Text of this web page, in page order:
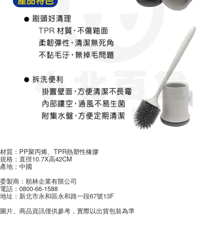
１．簡單：不需註冊會員、不需綁卡、不需儲值。
２．便利：只要手機號碼，簡訊認證，即可結帳。
３．安心：先確認商品／服務後，再付款。
【「AFTEE先享後付」結帳流程】
１．於結帳方式選擇「AFTEE先享後付」後，將跳轉至「AFTEE先享後付」
３．收到繳費通知簡訊後14天內，點擊此簡訊中的連結，可透過四大超商／
ATM／網路銀行／等多元方式進行付款，方視為交易完成。
※ 請注意：結帳手續完成當下不需立刻繳費，但若您需要取消訂單，請聯絡
購買商品的店家。未經商家同意取消之訂單仍視為有效，需透過AFTEE先享
後付繳納相關費用。
※ 交易是否成功請以「AFTEE先享後付 」之結帳頁面顯示為準，若有關於
【注意事項】
１．透過由恩沛科技股份有限公司提供之「AFTEE先享後付」服務完成之交
易，需依本服務之必要範圍內提供個人資料，並將交易相關給付款項請求債
權轉讓予恩沛科技股份有限公司。
２．關於個人資料處理事宜，請瀏覽以下網址：
３．未成年的使用者請事先徵得法定代理人或監護人之同意方可使用
運送方式
全家取貨付款
每筆NT$60，滿NT$599(含以上)免運費
每筆NT$60，滿NT$599(含以上)免運費
7-11取貨付款
每筆NT$60，滿NT$599(含以上)免運費
宅配
每筆NT$120，滿NT$899(含以上)免運費
材質：PP聚丙烯、TPR熱塑性橡膠
規格：直徑10.7X高42CM
產地：中國
委製商：順林企業有限公司
電話：0800-66-1588
地址：新北市永和區永和路一段67號13F
圖片、商品資訊僅供參考，實際以出貨包裝為準